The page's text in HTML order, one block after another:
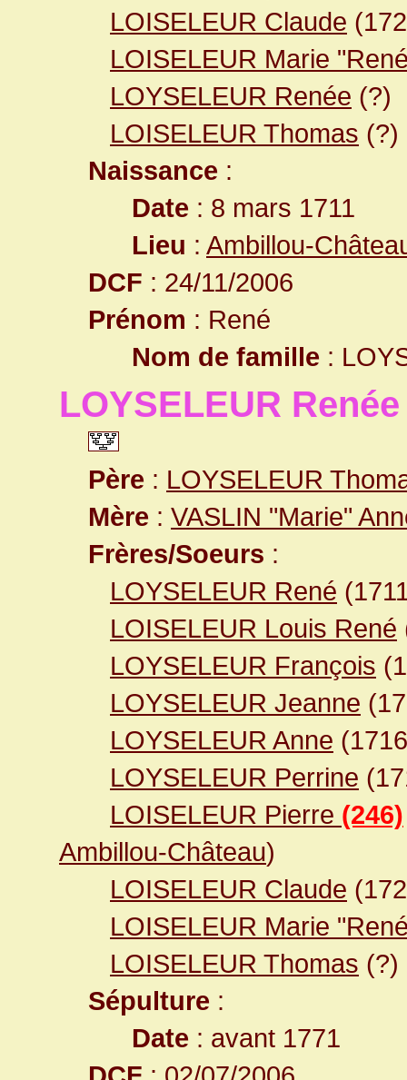
LOISELEUR Claude
LOISELEUR Marie
LOYSELEUR Renée (?)
LOISELEUR Thomas (?)
Naissance :
Date : 8 mars 1711
Lieu : Ambillou-
DCF : 24/11/2006
Prénom : René
Nom de famille :
LOYSELEUR Renée
Père : LOYSELEUR
Mère : VASLIN "Marie"
Frères/Soeurs :
LOYSELEUR René
LOISELEUR Louis René
LOYSELEUR François
LOYSELEUR Jeanne
LOYSELEUR Anne
LOYSELEUR Perrine
LOISELEUR Pierre (246)
Ambillou-Château)
LOISELEUR Claude
LOISELEUR Marie
LOISELEUR Thomas (?)
Sépulture :
Date : avant 1771